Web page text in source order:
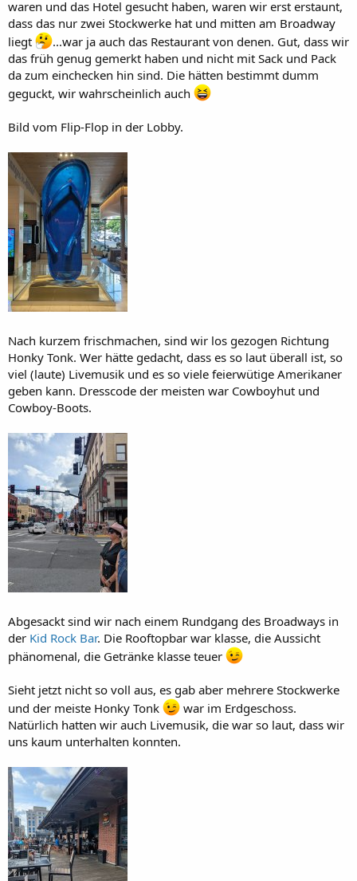
waren und das Hotel gesucht haben, waren wir erst erstaunt,
dass das nur zwei Stockwerke hat und mitten am Broadway
liegt
...war ja auch das Restaurant von denen. Gut, dass wir
das früh genug gemerkt haben und nicht mit Sack und Pack
da zum einchecken hin sind. Die hätten bestimmt dumm
geguckt, wir wahrscheinlich auch
Bild vom Flip-Flop in der Lobby.
Nach kurzem frischmachen, sind wir los gezogen Richtung
Honky Tonk. Wer hätte gedacht, dass es so laut überall ist, so
viel (laute) Livemusik und es so viele feierwütige Amerikaner
geben kann. Dresscode der meisten war Cowboyhut und
Cowboy-Boots.
Abgesackt sind wir nach einem Rundgang des Broadways in
der Kid Rock Bar. Die Rooftopbar war klasse, die Aussicht
phänomenal, die Getränke klasse teuer
Sieht jetzt nicht so voll aus, es gab aber mehrere Stockwerke
und der meiste Honky Tonk
war im Erdgeschoss.
Natürlich hatten wir auch Livemusik, die war so laut, dass wir
uns kaum unterhalten konnten.